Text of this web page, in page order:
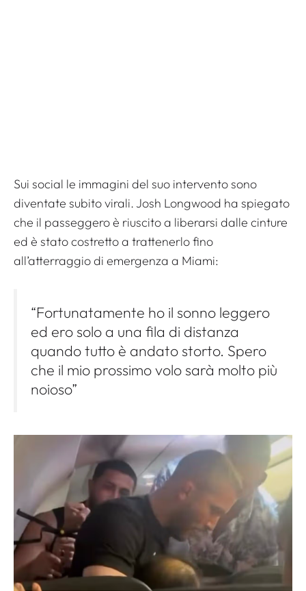
Sui social le immagini del suo intervento sono
diventate subito virali. Josh Longwood ha spiegato
che il passeggero è riuscito a liberarsi dalle cinture
ed è stato costretto a trattenerlo fino
all’atterraggio di emergenza a Miami:
“Fortunatamente ho il sonno leggero
ed ero solo a una fila di distanza
quando tutto è andato storto. Spero
che il mio prossimo volo sarà molto più
noioso”